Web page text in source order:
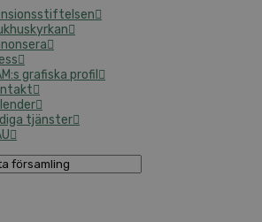
grafiska profil
tjänster